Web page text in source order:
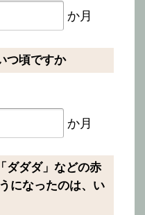
か月
つ頃ですか
か月
ダダダ」などの赤
になったのは、い